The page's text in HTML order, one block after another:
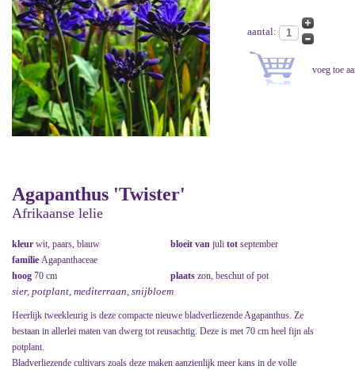
aantal:
Agapanthus 'Twister'
Afrikaanse lelie
kleur wit, paars, blauw bloeit van juli tot september
familie Agapanthaceae
hoog 70 cm plaats zon, beschut of pot
sier, potplant, mediterraan, snijbloem
Heerlijk tweekleurig is deze compacte nieuwe bladverliezende Agapanthus. Ze
bestaan in allerlei maten van dwerg tot reusachtig. Deze is met 70 cm heel fijn als
potplant.
Bladverliezende cultivars zoals deze maken aanzienlijk meer kans in de volle